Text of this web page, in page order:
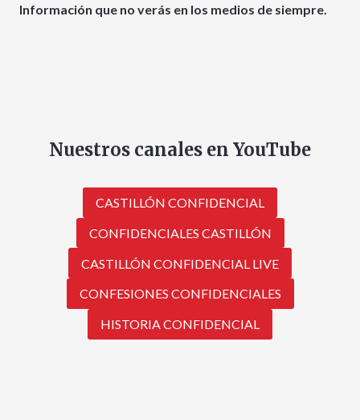
Información que no verás en los medios de siempre.
Nuestros canales en YouTube
CASTILLÓN CONFIDENCIAL
CONFIDENCIALES CASTILLÓN
CASTILLÓN CONFIDENCIAL LIVE
CONFESIONES CONFIDENCIALES
HISTORIA CONFIDENCIAL